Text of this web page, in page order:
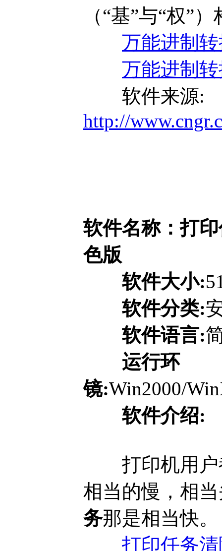
（“基”与“权”
万能进制
万能进制
软件来源:
http://
软件名称：打
色版
软件大小:
软件分类:
软件语言:
运行环
镜:Win2000/
软件介绍:
打印机用户
相当的慢，相
务那是相当快。
打印任务